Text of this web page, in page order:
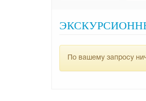
По вашему запросу